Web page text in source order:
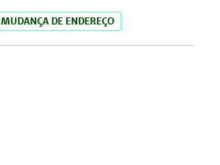
MUDANÇA DE ENDEREÇO